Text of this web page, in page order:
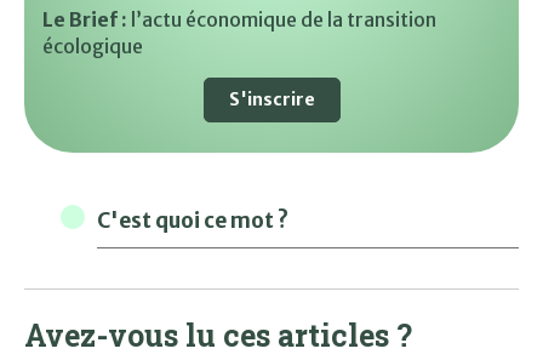
Le Brief : l’actu économique de la transition
écologique
S'inscrire
C'est quoi ce mot ?
Avez-vous lu ces articles ?